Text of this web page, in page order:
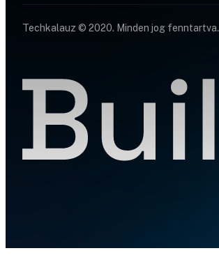
Techkalauz © 2020. Minden jog fenntartva.